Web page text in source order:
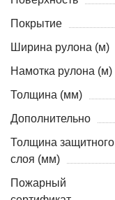
Покрытие
Ширина рулона (м)
Намотка рулона (м)
Толщина (мм)
Дополнительно
Толщина защитного
слоя (мм)
Пожарный